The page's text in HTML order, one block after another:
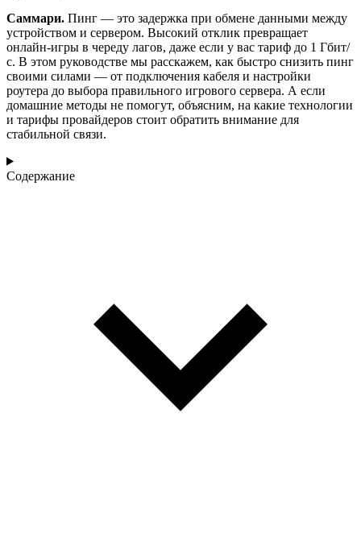
Саммари. Пинг — это задержка при обмене данными между
устройством и сервером. Высокий отклик превращает
онлайн-игры в череду лагов, даже если у вас тариф до 1 Гбит/
с. В этом руководстве мы расскажем, как быстро снизить пинг
своими силами — от подключения кабеля и настройки
роутера до выбора правильного игрового сервера. А если
домашние методы не помогут, объясним, на какие технологии
и тарифы провайдеров стоит обратить внимание для
стабильной связи.
Содержание